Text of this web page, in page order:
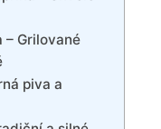
– Grilované
‌piva⁤ a